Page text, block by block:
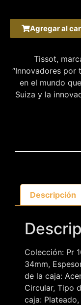
Agregar al
Tissot,
“Innovadores por
en el mundo
Suiza y la
Descripción
Colección: Pr
34mm,
de la caja:
Circular, Tipo
caja: